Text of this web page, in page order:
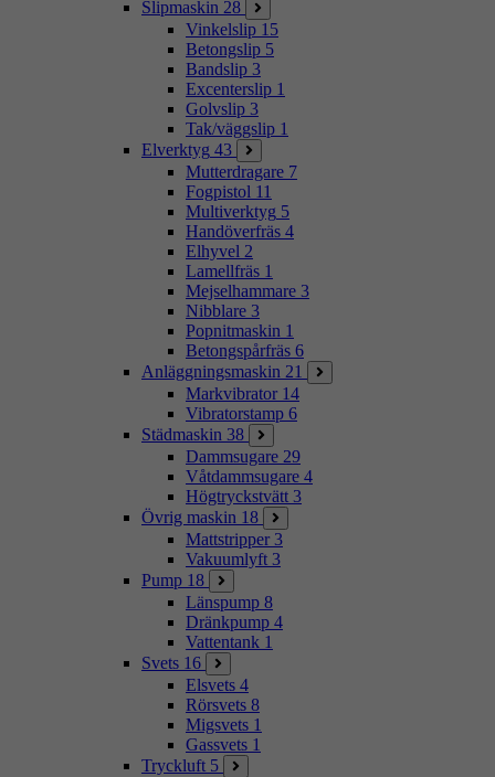
Slipmaskin 28
Vinkelslip 15
Betongslip 5
Bandslip 3
Excenterslip 1
Golvslip 3
Tak/väggslip 1
Elverktyg 43
Mutterdragare 7
Fogpistol 11
Multiverktyg 5
Handöverfräs 4
Elhyvel 2
Lamellfräs 1
Mejselhammare 3
Nibblare 3
Popnitmaskin 1
Betongspårfräs 6
Anläggningsmaskin 21
Markvibrator 14
Vibratorstamp 6
Städmaskin 38
Dammsugare 29
Våtdammsugare 4
Högtryckstvätt 3
Övrig maskin 18
Mattstripper 3
Vakuumlyft 3
Pump 18
Länspump 8
Dränkpump 4
Vattentank 1
Svets 16
Elsvets 4
Rörsvets 8
Migsvets 1
Gassvets 1
Tryckluft 5